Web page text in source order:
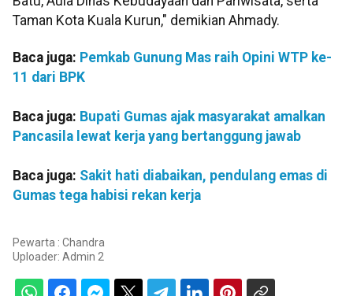
Taman Kota Kuala Kurun," demikian Ahmady.
Baca juga: Pemkab Gunung Mas raih Opini WTP ke-
11 dari BPK
Baca juga: Bupati Gumas ajak masyarakat amalkan
Pancasila lewat kerja yang bertanggung jawab
Baca juga: Sakit hati diabaikan, pendulang emas di
Gumas tega habisi rekan kerja
Pewarta : Chandra
Uploader: Admin 2